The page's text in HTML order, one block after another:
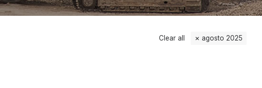
Clear all agosto 2025